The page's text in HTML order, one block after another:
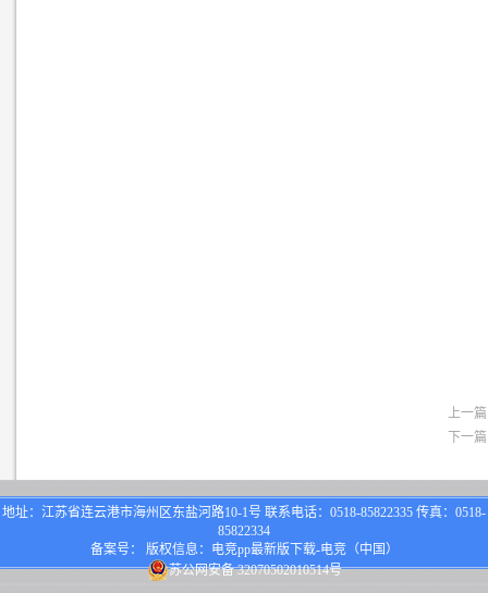
上一
下一
地址：江苏省连云港市海州区东盐河路10-1号 联系电话：0518-85822335 传真：0518-
85822334
备案号： 版权信息：电竞pp最新版下载-电竞（中国）
苏公网安备 32070502010514号